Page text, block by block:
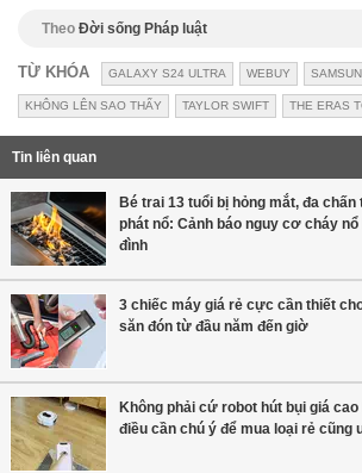
Theo Đời sống Pháp luật
TỪ KHÓA GALAXY S24 ULTRA WEBUY
KHÔNG LÊN SAO THẤY TAYLOR SWIFT THE ERAS
Tin liên quan
Bé trai 13 tuổi bị hỏng mắt, đa
phát nổ: Cảnh báo nguy cơ cháy
đình
3 chiếc máy giá rẻ cực cần thiết
săn đón từ đầu năm đến giờ
Không phải cứ robot hút bụi giá
điều cần chú ý để mua loại rẻ cũng